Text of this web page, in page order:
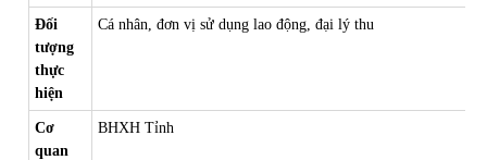
Đối
tượng
thực
hiện
Cá nhân, đơn vị sử dụng lao động, đại lý thu
Cơ
quan
BHXH Tỉnh